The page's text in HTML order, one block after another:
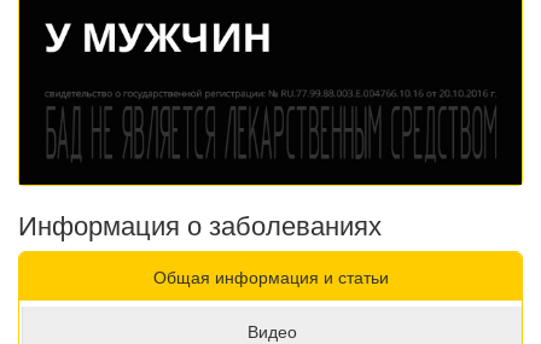
Информация о заболеваниях
Общая информация и статьи
Видео